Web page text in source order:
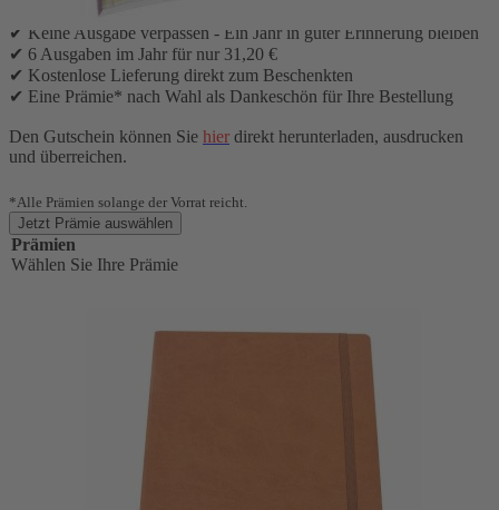
Die Abonnement-Vorteile:
✔ Keine Ausgabe verpassen - Ein Jahr in guter Erinnerung bleiben
✔ 6 Ausgaben im Jahr für nur 31,20 €
✔ Kostenlose Lieferung direkt zum Beschenkten
✔ Eine Prämie* nach Wahl als Dankeschön für Ihre Bestellung
Den Gutschein können Sie hier direkt herunterladen, ausdrucken
und überreichen.
*Alle Prämien solange der Vorrat reicht.
Jetzt Prämie auswählen
Prämien
Wählen Sie Ihre Prämie